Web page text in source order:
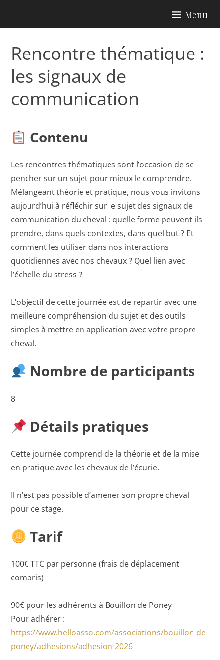
Menu
Rencontre thématique :
les signaux de
communication
Contenu
Les rencontres thématiques sont l’occasion de se
pencher sur un sujet pour mieux le comprendre.
Mélangeant théorie et pratique, nous vous invitons
aujourd’hui à réfléchir sur le sujet des signaux de
communication du cheval : quelle forme peuvent-ils
prendre, dans quels contextes, dans quel but ? Et
comment les utiliser dans nos interactions
quotidiennes avec nos chevaux ? Quel lien avec
l’échelle du stress ?
L’objectif de cette journée est de repartir avec une
meilleure compréhension du sujet et des outils
simples à mettre en application avec votre propre
cheval.
Nombre de participants
8
Détails pratiques
Cette journée comprend de la théorie et de la mise
en pratique avec les chevaux de l’écurie.
Il n’est pas possible d’amener son propre cheval
pour ce stage.
Tarif
100€ TTC par personne (frais de déplacement
compris)
90€ pour les adhérents à Bouillon de Poney
Pour adhérer :
https://www.helloasso.com/associations/bouillon-de-
poney/adhesions/adhesion-2026